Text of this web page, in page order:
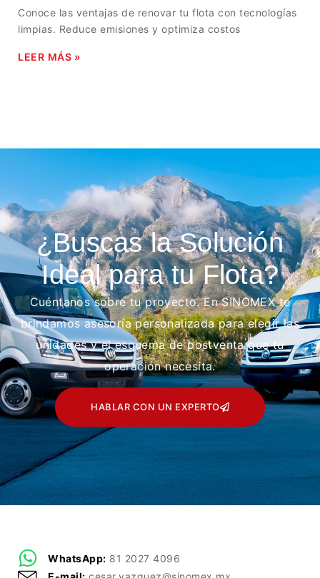
Conoce las ventajas de renovar tu flota con tecnologías
limpias. Reduce emisiones y optimiza costos
LEER MÁS »
¿Buscas la Solución
Ideal para tu Flota?
Cuéntanos sobre tu proyecto. En SINOMEX te
brindamos asesoría personalizada para elegir las
unidades y el esquema de postventa que tu
operación necesita.
HABLAR CON UN EXPERTO
WhatsApp: 81 2027 4096